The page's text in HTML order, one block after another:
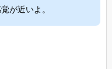
が近いよ。